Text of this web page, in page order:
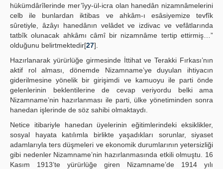
hükümdârîlerinde mer’îyy-ül-icra olan hanedân nizamnâmelerini
celb ile bunlardan iktibas ve ahkâm-ı esâsiyemize tevfîk
sûretiyle, âzâyı hanedânın velâdet ve izdivac ve vefâtlarında
tatbîk olunacak ahkâmı câmî bir nizamnâme tertip ettirmiş…”
olduğunu belirtmektedir[27].
Hazırlanarak yürürlüğe girmesinde İttihat ve Terakki Fırkası’nın
aktif rol alması, dönemde Nizamname’ye duyulan ihtiyacın
giderilmesine yönelik bir girişimdi ve kamuoyu ile parti önde
gelenlerinin beklentilerine de cevap veriyordu belki ama
Nizamname’nin hazırlanması ile parti, ülke yönetiminden sonra
hanedan işlerinde de söz sahibi olmaktaydı.
Netice itibariyle hanedan üyelerinin eğitimlerindeki eksiklikler,
sosyal hayata katılımla birlikte yaşadıkları sorunlar, siyaset
adamlarıyla ters düşmeleri ve ekonomik durumlarının yetersizliği
gibi nedenler Nizamname’nin hazırlanmasında etkili olmuştu. 16
Kasım 1913’te yürürlüğe giren Nizamname’de 1914 yılı